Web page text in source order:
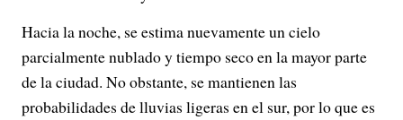
Hacia la noche, se estima nuevamente un cielo
parcialmente nublado y tiempo seco en la mayor parte
de la ciudad. No obstante, se mantienen las
probabilidades de lluvias ligeras en el sur, por lo que es